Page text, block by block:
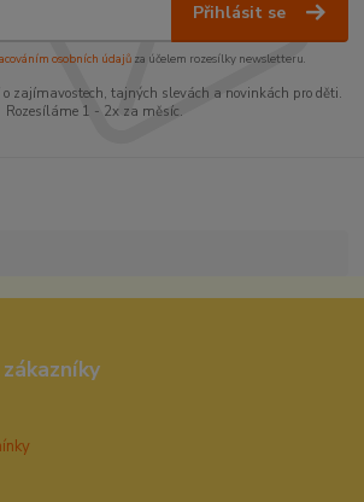
Přihlásit se
osobních údajůza účelem rozesílky newsletteru.
o zajímavostech, tajných slevách a novinkách pro děti.
Rozesíláme 1 - 2x za měsíc.